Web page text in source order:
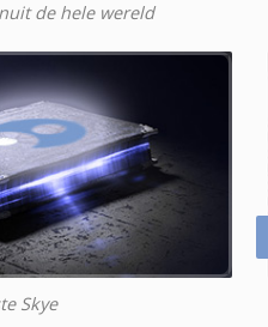
de hele wereld
Skye